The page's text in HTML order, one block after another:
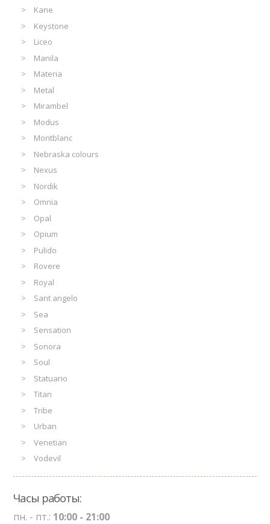
Kane
Keystone
Liceo
Manila
Materia
Metal
Mirambel
Modus
Montblanc
Nebraska colours
Nexus
Nordik
Omnia
Opal
Opium
Pulido
Rovere
Royal
Sant angelo
Sea
Sensation
Sonora
Soul
Statuario
Titan
Tribe
Urban
Venetian
Vodevil
Часы работы:
пн. - пт.: 10:00 - 21:00